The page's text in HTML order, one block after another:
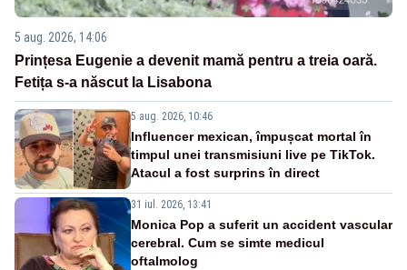
5 aug. 2026, 14:06
Prințesa Eugenie a devenit mamă pentru a treia oară.
Fetița s-a născut la Lisabona
5 aug. 2026, 10:46
Influencer mexican, împușcat mortal în
timpul unei transmisiuni live pe TikTok.
Atacul a fost surprins în direct
31 iul. 2026, 13:41
Monica Pop a suferit un accident vascular
cerebral. Cum se simte medicul
oftalmolog